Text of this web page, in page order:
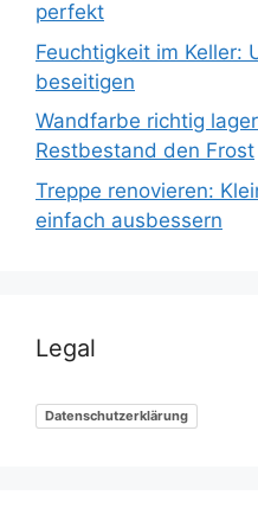
perfekt
Feuchtigkeit im Keller:
beseitigen
Wandfarbe richtig
Restbestand den Frost
Treppe renovieren:
einfach ausbessern
Legal
Datenschutzerklärung